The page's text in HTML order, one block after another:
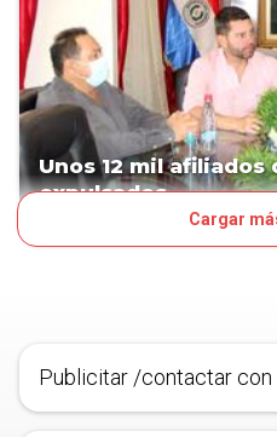
Unos 12 mil afiliados
expulsados
Cargar
Publicitar /contactar con